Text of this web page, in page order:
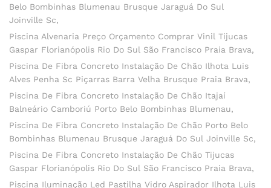
Belo Bombinhas Blumenau Brusque Jaraguá Do Sul
Joinville Sc
Piscina Alvenaria Preço Orçamento Comprar Vinil Tijucas
Gaspar Florianópolis Rio Do Sul São Francisco Praia Brava
Piscina De Fibra Concreto Instalação De Chão Ilhota Luis
Alves Penha Sc Piçarras Barra Velha Brusque Praia Brava
Piscina De Fibra Concreto Instalação De Chão Itajaí
Balneário Camboriú Porto Belo Bombinhas Blumenau
Piscina De Fibra Concreto Instalação De Chão Porto Belo
Bombinhas Blumenau Brusque Jaraguá Do Sul Joinville Sc
Piscina De Fibra Concreto Instalação De Chão Tijucas
Gaspar Florianópolis Rio Do Sul São Francisco Praia Brava
Piscina Iluminação Led Pastilha Vidro Aspirador Ilhota Luis